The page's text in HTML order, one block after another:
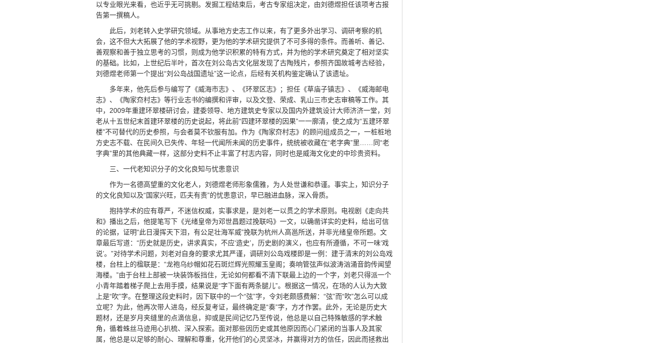
以专业眼光来看，也近乎无可挑剔。发掘工程结束后，考古专家组决定，由刘德煜担任该项考古报
告第一撰稿人。
此后，刘老转入史学研究领域。从事地方史志工作以来，有了更多外出学习、调研考察的机
会，这不但大大拓展了他的学术视野，更为他的学术研究提供了不可多得的条件。而善听、善记、
善观察和善于独立思考的习惯，则成为他学识积累的特有方式，并为他的学术研究奠定了相对坚实
的基础。比如，上世纪后半叶，首次在刘公岛古文化层发现了古陶残片，参照齐国故城考古经验，
刘德煜老师第一个提出“刘公岛战国遗址”这一论点，后经有关机构鉴定确认了该遗址。
多年来，他先后参与编写了《威海市志》、《环翠区志》；担任《草庙子镇志》、《威海邮电
志》、《陶家夼村志》等行业志书的编撰和评审，以及文登、荣成、乳山三市史志审稿等工作。其
中，2009年重建环翠楼研讨会，建委领导、地方建筑史专家以及国内外建筑设计大师济济一堂，刘
老从十五世纪末首建环翠楼的历史说起，将此前“四建环翠楼的因果”一一廓清，使之成为“五建环翠
楼”不可替代的历史参照，与会者莫不钦服有加。作为《陶家夼村志》的顾问组成员之一，一桩桩地
方史志不载、在民间久已失传、年轻一代闻所未闻的历史事件，统统被收藏在“老字典”里……同“老
字典”里的其他典藏一样，这部分史料不止丰富了村志内容，同时也是威海文化史的中珍贵资料。
三、一代老知识分子的文化良知与忧患意识
作为一名德高望重的文化老人，刘德煜老师形象儒雅，为人处世谦和恭谨。事实上，知识分子
的文化良知以及“国家兴旺，匹夫有责”的忧患意识，早已融进血脉，深入骨质。
抱持学术的应有尊严，不迷信权威，实事求是，是刘老一以贯之的学术原则。电视剧《走向共
和》播出之后，他提笔写下《光绪皇帝为邓世昌题过挽联吗》一文，以确凿详实的史料，给出可信
的论据，证明“此日漫挥天下泪，有公足壮海军威”挽联为杭州人高邕所送，并非光绪皇帝所题。文
章最后写道：“历史就是历史，讲求真实，不应‘造史’，历史剧的演义，也应有所遵循，不可一味‘戏
说’。”对待学术问题，刘老对自身的要求尤其严谨，调研刘公岛戏楼即是一例：建于清末的刘公岛戏
楼，台柱上的楹联是：“龙袍乌纱帽如花石斑烂辉光照耀玉皇阁；奏响管弦声似波涛汹涌音韵传闻望
海楼。”由于台柱上部被一块装饰板挡住，无论如何都看不清下联最上边的一个字，刘老只得派一个
小青年踏着梯子爬上去用手摸，结果说是“字下面有两条腿儿”。根据这一情况，在场的人认为大致
上是“吹”字。在整理这段史料时，因下联中的一个“弦”字，令刘老颇感费解：“弦”而“吹”怎么可以成
立呢？为此，他再次带人进岛，经反复考证，最终确定是“奏”字，方才作罢。此外，无论是历史大
题材，还是岁月夹缝里的点滴信息，抑或是民间记忆乃至传说，他总是以自己特殊敏感的学术触
角，循着蛛丝马迹用心扒梳、深入探索。面对那些因历史或其他原因而心门紧闭的当事人及其家
属，他总是以足够的耐心、理解和尊重，化开他们的心灵坚冰，并赢得对方的信任，因此而拯救出